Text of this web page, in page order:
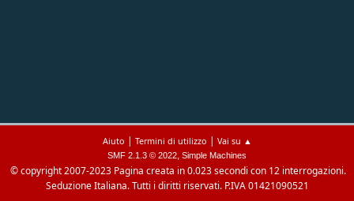
Aiuto | Termini di utilizzo | Vai su ▲
SMF 2.1.3 © 2022, Simple Machines
Pagina creata in 0.023 secondi con 12 interrogazioni.
© copyright 2007-2023
Seduzione Italiana. Tutti i diritti riservati. P.IVA 01421090521